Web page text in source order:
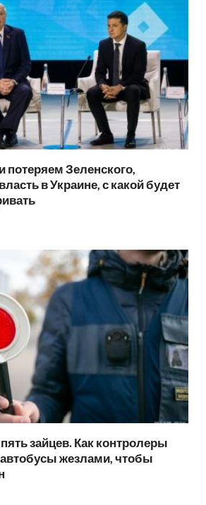
потеряем Зеленского,
в Украине, с какой будет
зайцев. Как контролеры
жезлами, чтобы